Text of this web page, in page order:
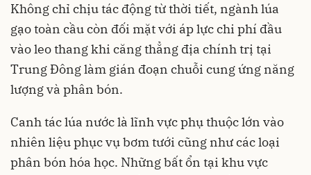
Không chỉ chịu tác động từ thời tiết, ngành lúa
gạo toàn cầu còn đối mặt với áp lực chi phí đầu
vào leo thang khi căng thẳng địa chính trị tại
Trung Đông làm gián đoạn chuỗi cung ứng năng
lượng và phân bón.
Canh tác lúa nước là lĩnh vực phụ thuộc lớn vào
nhiên liệu phục vụ bơm tưới cũng như các loại
phân bón hóa học. Những bất ổn tại khu vực